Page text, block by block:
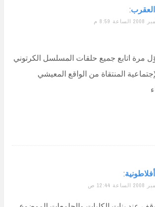
العقرب:
مرة اتابع جميع حلقات المسلسل الكرتوني
المنتقاة من الواقع المعيشي
أفلاطونية: